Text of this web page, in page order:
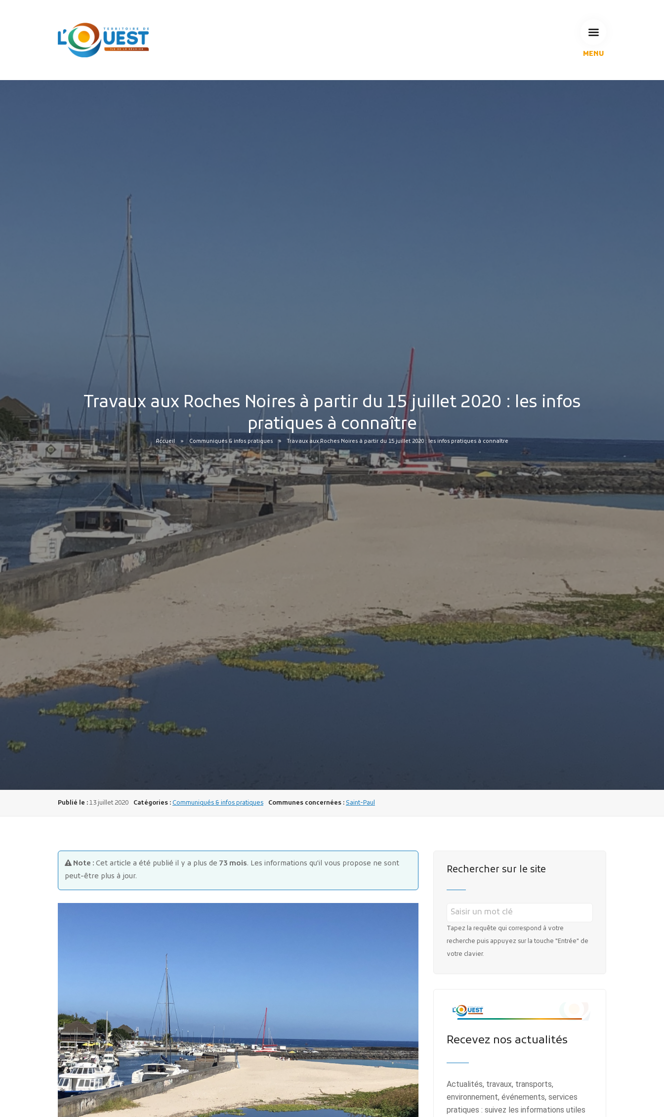
MENU
Travaux aux Roches Noires à partir du 15 juillet 2020 : les infos
pratiques à connaître
Accueil Communiqués & infos pratiques Travaux aux Roches Noires à partir du 15 juillet 2020 : les infos pratiques à connaître
Publié le :13 juillet 2020 Catégories :Communiqués & infos pratiques Communes concernées :Saint-Paul
Note : Cet article a été publié il y a plus de 73 mois. Les informations qu'il vous propose ne sont
peut-être plus à jour.
Rechercher sur le site
Tapez la requête qui correspond à votre
recherche puis appuyez sur la touche "Entrée" de
votre clavier.
Recevez nos actualités
Actualités, travaux, transports,
environnement, événements, services
pratiques : suivez les informations utiles